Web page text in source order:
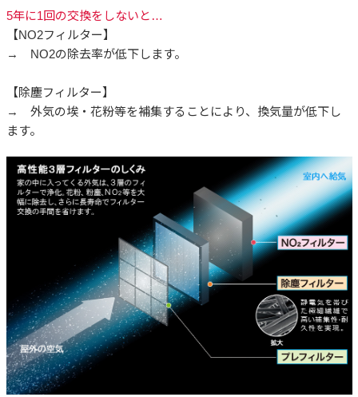
5年に1回の交換をしないと…
【NO2フィルター】
→ NO2の除去率が低下します。
【除塵フィルター】
→ 外気の埃・花粉等を補集することにより、換気量が低下し
ます。